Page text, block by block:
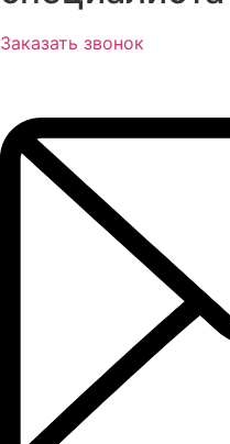
Заказать звонок